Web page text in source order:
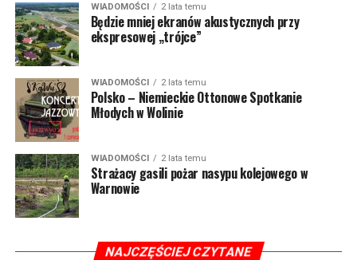
WIADOMOŚCI 2 lata temu
Będzie mniej ekranów akustycznych przy
ekspresowej „trójce”
WIADOMOŚCI 2 lata temu
Polsko – Niemieckie Ottonowe Spotkanie
Młodych w Wolinie
WIADOMOŚCI 2 lata temu
Strażacy gasili pożar nasypu kolejowego w
Warnowie
NAJCZĘŚCIEJ CZYTANE